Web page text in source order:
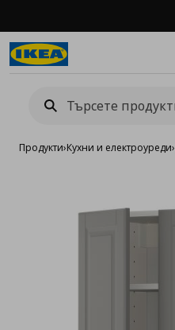
Продукти›Кухни и електроуреди›